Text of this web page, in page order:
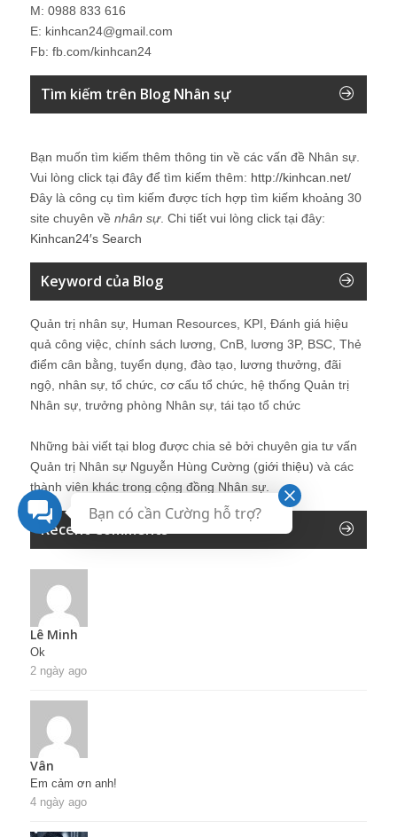
M: 0988 833 616
E: kinhcan24@gmail.com
Fb: fb.com/kinhcan24
Tìm kiếm trên Blog Nhân sự
Bạn muốn tìm kiếm thêm thông tin về các vấn đề Nhân sự
Vui lòng click tại đây để tìm kiếm thêm: http://kinhcan.net/
Đây là công cụ tìm kiếm được tích hợp tìm kiếm khoảng 30
site chuyên về nhân sự. Chi tiết vui lòng click tại đây:
Kinhcan24′s Search
Keyword của Blog
Quản trị nhân sự, Human Resources, KPI, Đánh giá hiệu
quả công việc, chính sách lương, CnB, lương 3P, BSC, Thẻ
điểm cân bằng, tuyển dụng, đào tạo, lương thưởng, đãi
ngộ, nhân sự, tổ chức, cơ cấu tổ chức, hệ thống Quản trị
Nhân sự, trưởng phòng Nhân sự, tái tạo tổ chức
Những bài viết tại blog được chia sẻ bởi chuyên gia tư vấn
Quản trị Nhân sự Nguyễn Hùng Cường (giới thiệu) và các
thành viên khác trong cộng đồng Nhân sự.
Recent Comments
Lê Minh
Ok
2 ngày ago
Vân
Em cảm ơn anh!
4 ngày ago
Bạn có cần Cường hỗ trợ?